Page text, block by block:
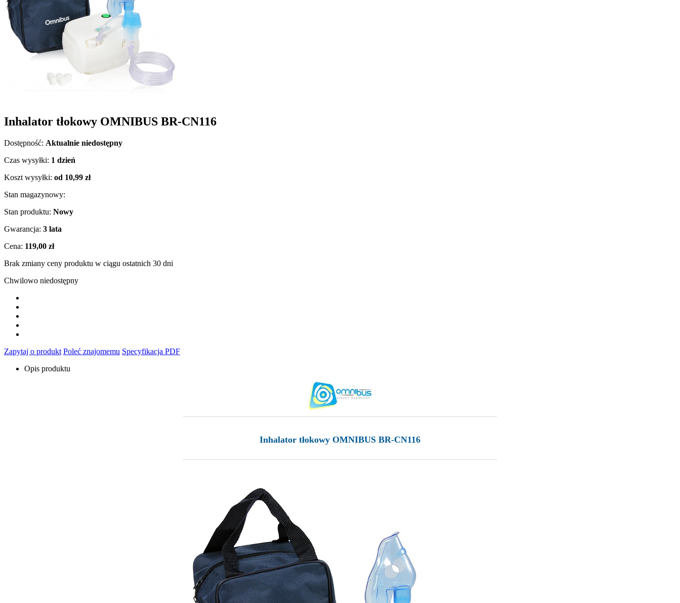
Inhalator tłokowy OMNIBUS BR-CN116
Dostępność: Aktualnie niedostępny
Czas wysyłki: 1 dzień
Koszt wysyłki: od 10,99 zł
Stan magazynowy:
Stan produktu: Nowy
Gwarancja: 3 lata
Cena: 119,00 zł
Brak zmiany ceny produktu w ciągu ostatnich 30 dni
Chwilowo niedostępny
Zapytaj o produkt Poleć znajomemu Specyfikacja PDF
Opis produktu
Inhalator tłokowy OMNIBUS BR-CN116